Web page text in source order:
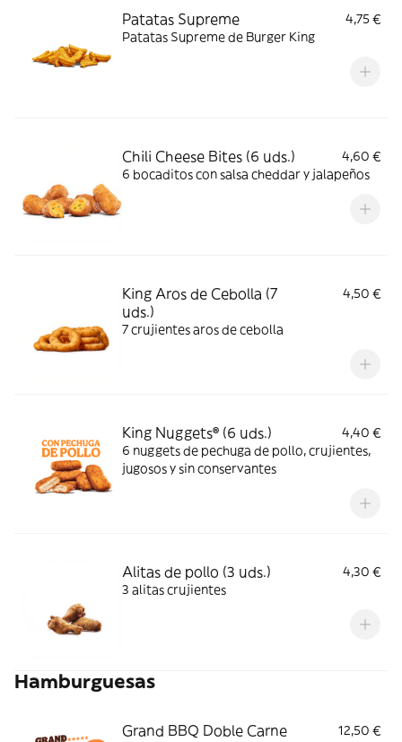
Patatas Supreme
4,75 €
Patatas Supreme de Burger King
Chili Cheese Bites (6 uds.)
4,60 €
6 bocaditos con salsa cheddar y jalapeños
King Aros de Cebolla (7
uds.)
4,50 €
7 crujientes aros de cebolla
King Nuggets® (6 uds.)
4,40 €
6 nuggets de pechuga de pollo, crujientes,
jugosos y sin conservantes
Alitas de pollo (3 uds.)
4,30 €
3 alitas crujientes
Hamburguesas
Grand BBQ Doble Carne
12,50 €